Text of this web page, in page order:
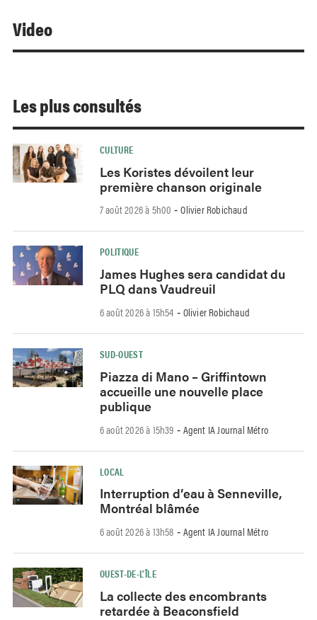
Video
Les plus consultés
CULTURE
Les Koristes dévoilent leur
première chanson originale
7 août 2026 à 5h00 -Olivier Robichaud
POLITIQUE
James Hughes sera candidat du
PLQ dans Vaudreuil
6 août 2026 à 15h54 - Olivier Robichaud
SUD-OUEST
Piazza di Mano – Griffintown
accueille une nouvelle place
publique
6 août 2026 à 15h39 - Agent IA Journal Métro
LOCAL
Interruption d’eau à Senneville,
Montréal blâmée
6 août 2026 à 13h58 - Agent IA Journal Métro
OUEST-DE-L’ÎLE
La collecte des encombrants
retardée à Beaconsfield